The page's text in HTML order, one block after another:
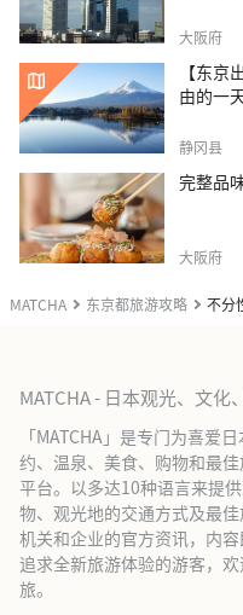
MATCHA 东京都旅游攻略 不分
大阪府
【东
由的一
静冈县
完整品
大阪府
MATCHA - 日本观光、文化
「MATCHA」是专门为喜爱
约、温泉、美食、购物和最
平台。以多达10种语言来提
物、观光地的交通方式及最
机关和企业的官方资讯，内容
追求全新旅游体验的游客，
旅。